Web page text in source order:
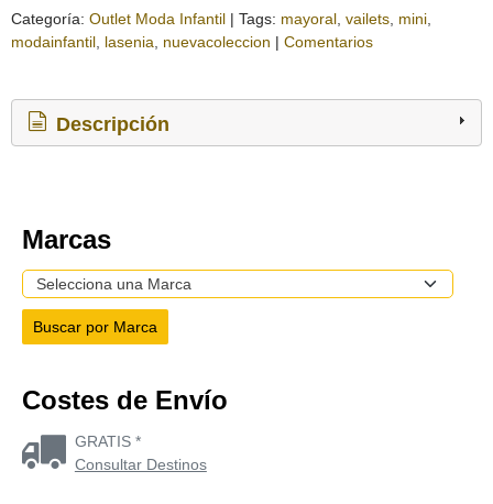
Categoría: Outlet Moda Infantil | Tags: mayoral vailets mini
modainfantil lasenia nuevacoleccion | Comentarios
Descripción
Marcas
Costes de Envío
GRATIS *
Consultar Destinos